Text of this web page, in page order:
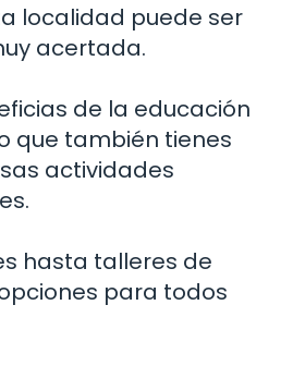
localidad puede ser
acertada.
de la educación
que también tienes
actividades
hasta talleres de
para todos